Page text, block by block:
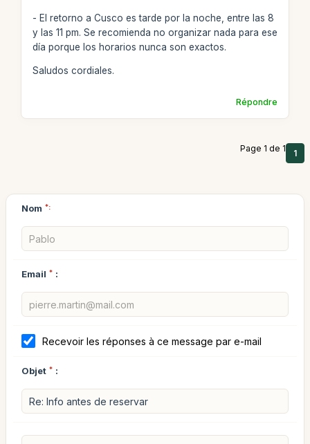
- El retorno a Cusco es tarde por la noche, entre las 8
y las 11 pm. Se recomienda no organizar nada para ese
día porque los horarios nunca son exactos.
Saludos cordiales.
Répondre
Page 1 de 1 1
Nom *:
Email * :
Recevoir les réponses à ce message par e-mail
Objet * :